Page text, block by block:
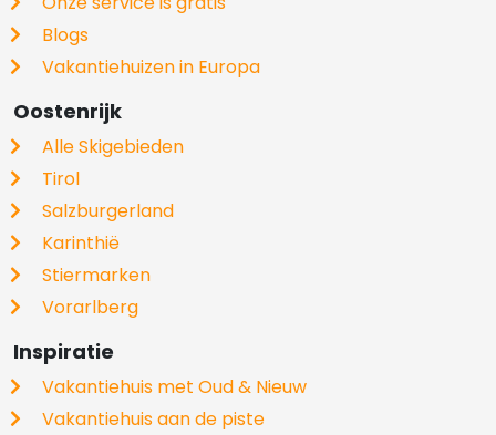
Blogs
Vakantiehuizen in Europa
Oostenrijk
Alle Skigebieden
Tirol
Salzburgerland
Karinthië
Stiermarken
Vorarlberg
Inspiratie
Vakantiehuis met Oud & Nieuw
Vakantiehuis aan de piste